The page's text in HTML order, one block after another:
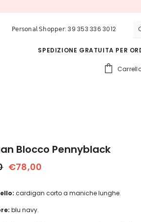
𝖯𝖾𝗋𝗌𝗈𝗇𝖺𝗅 𝖲𝗁𝗈𝗉𝗉𝖾𝗋: 39 353 336 3012
SPEDIZIONE GRATUITA PER
Blocco Pennyblack
€78,00
cardigan corto a maniche lunghe.
blu navy.